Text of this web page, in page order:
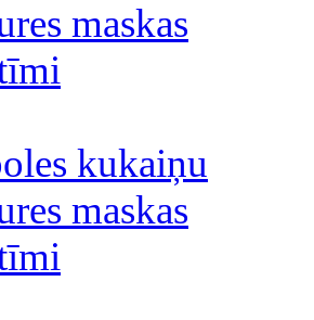
maskas
kukaiņu
maskas